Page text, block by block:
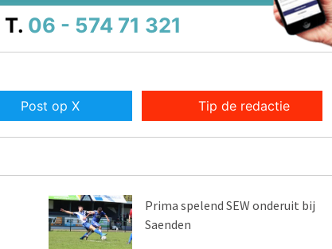
T. 06 - 574 71 321
Post op X Tip de redactie
Prima spelend SEW onderuit bij
Saenden